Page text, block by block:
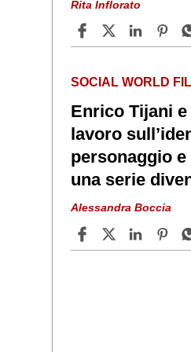
Rita Inflorato
SOCIAL WORLD
Enrico Tijani
lavoro
personaggio
una serie
Alessandra Boccia